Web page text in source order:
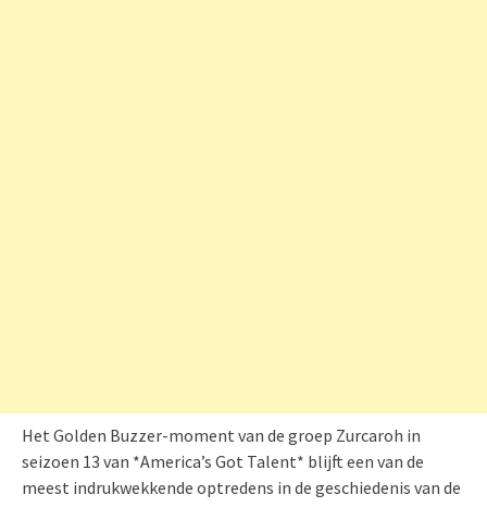
Het Golden Buzzer-moment van de groep Zurcaroh in
seizoen 13 van *America’s Got Talent* blijft een van de
meest indrukwekkende optredens in de geschiedenis van de